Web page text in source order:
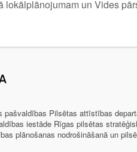
lokālplānojumam un Vides
pašvaldības Pilsētas attīstības
iestāde Rīgas pilsētas
plānošanas nodrošināšanā un